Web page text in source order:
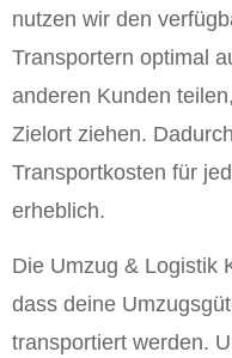
nutzen wir den
Transportern optimal
anderen Kunden
Zielort ziehen.
Transportkosten für
erheblich.
Die Umzug & Logistik
dass deine
transportiert werden.